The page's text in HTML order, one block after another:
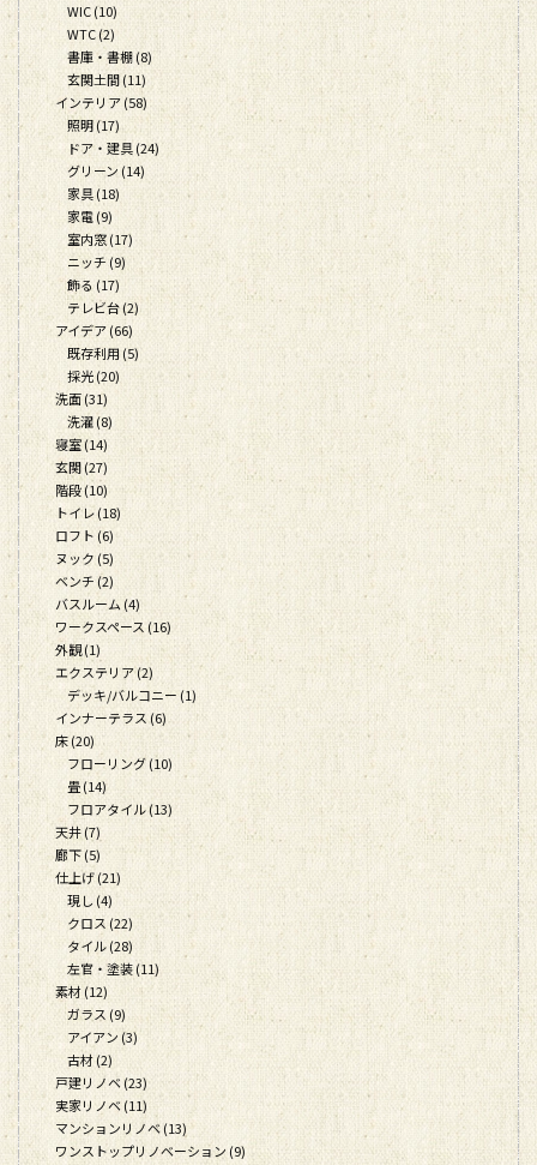
WIC (10)
WTC (2)
書庫・書棚 (8)
玄関土間 (11)
インテリア (58)
照明 (17)
ドア・建具 (24)
グリーン (14)
家具 (18)
家電 (9)
室内窓 (17)
ニッチ (9)
飾る (17)
テレビ台 (2)
アイデア (66)
既存利用 (5)
採光 (20)
洗面 (31)
洗濯 (8)
寝室 (14)
玄関 (27)
階段 (10)
トイレ (18)
ロフト (6)
ヌック (5)
ベンチ (2)
バスルーム (4)
ワークスペース (16)
外観 (1)
エクステリア (2)
デッキ/バルコニー (1)
インナーテラス (6)
床 (20)
フローリング (10)
畳 (14)
フロアタイル (13)
天井 (7)
廊下 (5)
仕上げ (21)
現し (4)
クロス (22)
タイル (28)
左官・塗装 (11)
素材 (12)
ガラス (9)
アイアン (3)
古材 (2)
戸建リノベ (23)
実家リノベ (11)
マンションリノベ (13)
ワンストップリノベーション (9)